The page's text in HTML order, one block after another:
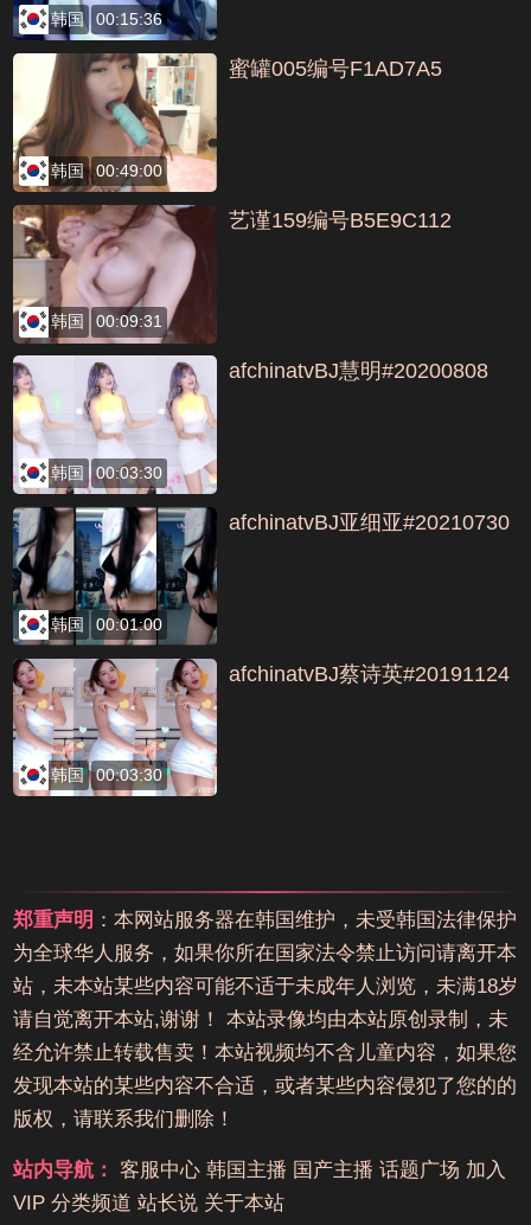
韩国 00:15:36
韩国 00:49:00
蜜罐005编号F1AD7A5
韩国 00:09:31
艺谨159编号B5E9C112
韩国 00:03:30
afchinatvBJ慧明#20200808
韩国 00:01:00
afchinatvBJ亚细亚#20210730
韩国 00:03:30
afchinatvBJ蔡诗英#20191124
郑重声明 ：本网站服务器在韩国维护，未受韩国法律保护
为全球华人服务，如果你所在国家法令禁止访问请离开本
站，未本站某些内容可能不适于未成年人浏览，未满18岁
请自觉离开本站,谢谢！ 本站录像均由本站原创录制，未
经允许禁止转载售卖！本站视频均不含儿童内容，如果您
发现本站的某些内容不合适，或者某些内容侵犯了您的的
版权，请联系我们删除！
站内导航： 客服中心 韩国主播 国产主播 话题广场 加入
VIP 分类频道 站长说 关于本站